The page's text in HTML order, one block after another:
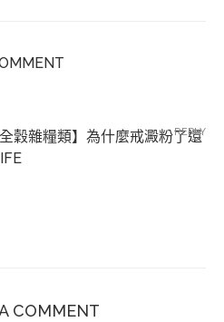
穀雜糧類】為什麼戒澱粉了還
REPLY
COMMENT